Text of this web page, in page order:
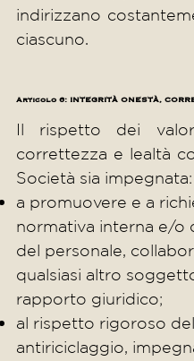
indirizzano
ciascuno.
Articolo 6: INTEGRITÀ ONESTÀ,
Il rispetto dei
correttezza e lealtà
Società sia impegnata:
a promuovere e a
normativa interna e/o
del personale,
qualsiasi altro
rapporto giuridico;
al rispetto rigoroso
antiriciclaggio,